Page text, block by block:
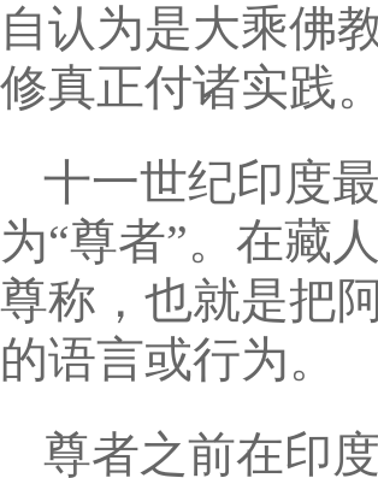
自认为是大乘佛
修真正付诸实践。
十一世纪印度
为“尊者”。在藏
尊称，也就是把
的语言或行为。
尊者之前在印